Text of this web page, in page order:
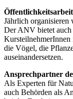
Öffentlichkeitsarbeit
Jährlich organisieren
Der ANV bietet auch
KursteilnehmerInnen
die Vögel, die
auseinandersetzen.
Ansprechpartner
Als Experten für
auch Behörden als